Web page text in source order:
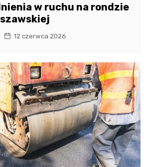
w ruchu na rondzie
12 czerwca 2026